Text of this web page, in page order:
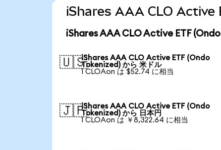
iShares AAA CLO Active
iShares AAA CLO Active ETF
🇺🇸iShares AAA CLO Active ETF (Ondo
Tokenized) から 米ドル
1 CLOAon は $52.74 に相当
🇯🇵iShares AAA CLO Active ETF (Ondo
Tokenized) から 日本円
1 CLOAon は ￥8,322.64 に相当